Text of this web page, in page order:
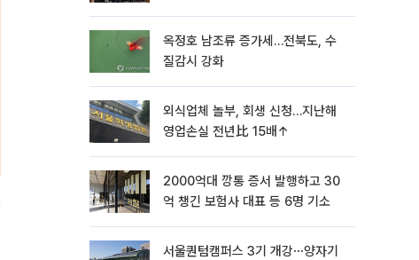
옥정호 남조류 증가세…전북도, 수
질감시 강화
외식업체 놀부, 회생 신청…지난해
영업손실 전년比 15배↑
2000억대 깡통 증서 발행하고 30
억 챙긴 보험사 대표 등 6명 기소
서울퀀텀캠퍼스 3기 개강⋯양자기